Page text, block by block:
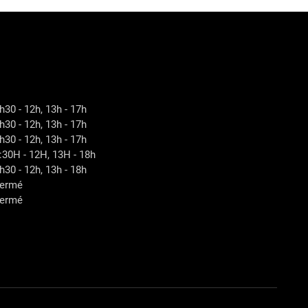
- 12h, 13h - 17h
- 12h, 13h - 17h
- 12h, 13h - 17h
- 12H, 13H - 18h
- 12h, 13h - 18h